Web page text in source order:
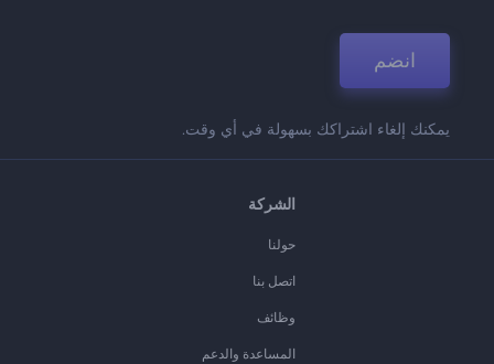
انضم
يمكنك إلغاء اشتراكك بسهولة في أي وقت.
الشركة
حولنا
اتصل بنا
وظائف
المساعدة والدعم